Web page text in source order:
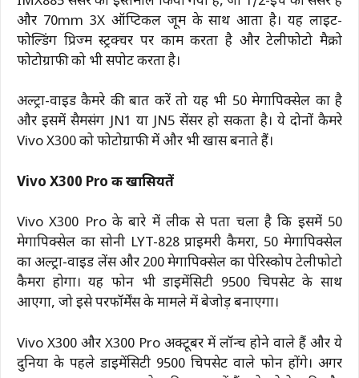
और 70mm 3X ऑप्टिकल जूम के साथ आता है। यह लाइट-
फोल्डिंग प्रिज्म स्ट्रक्चर पर काम करता है और टेलीफोटो मैक्रो
फोटोग्राफी को भी सपोर्ट करता है।
अल्ट्रा-वाइड कैमरे की बात करें तो यह भी 50 मेगापिक्सेल का है
और इसमें सैमसंग JN1 या JN5 सेंसर हो सकता है। ये दोनों कैमरे
Vivo X300 को फोटोग्राफी में और भी खास बनाते हैं।
Vivo X300 Pro की खासियतें
Vivo X300 Pro के बारे में लीक से पता चला है कि इसमें 50
मेगापिक्सेल का सोनी LYT-828 प्राइमरी कैमरा, 50 मेगापिक्सेल
का अल्ट्रा-वाइड लेंस और 200 मेगापिक्सेल का पेरिस्कोप टेलीफोटो
कैमरा होगा। यह फोन भी डाइमेंसिटी 9500 चिपसेट के साथ
आएगा, जो इसे परफॉर्मेंस के मामले में बेजोड़ बनाएगा।
Vivo X300 और X300 Pro अक्टूबर में लॉन्च होने वाले हैं और ये
दुनिया के पहले डाइमेंसिटी 9500 चिपसेट वाले फोन होंगे। अगर